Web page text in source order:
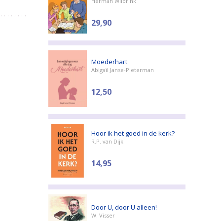
29,90
Moederhart
Abigaïl Janse-Pieterman
12,50
Hoor ik het goed in de kerk?
R.P. van Dijk
14,95
Door U, door U alleen!
W. Visser